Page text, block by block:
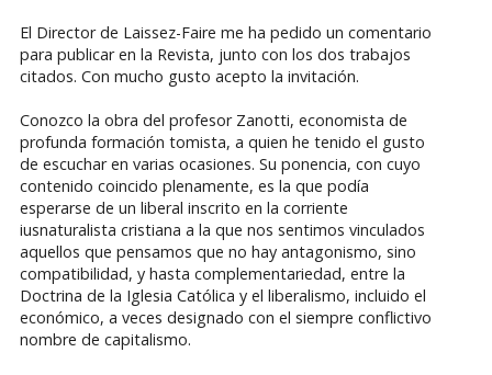
El Director de Laissez-Faire me ha pedido un comentario
para publicar en la Revista, junto con los dos trabajos
citados. Con mucho gusto acepto la invitación.
Conozco la obra del profesor Zanotti, economista de
profunda formación tomista, a quien he tenido el gusto
de escuchar en varias ocasiones. Su ponencia, con cuyo
contenido coincido plenamente, es la que podía
esperarse de un liberal inscrito en la corriente
iusnaturalista cristiana a la que nos sentimos vinculados
aquellos que pensamos que no hay antagonismo, sino
compatibilidad, y hasta complementariedad, entre la
Doctrina de la Iglesia Católica y el liberalismo, incluido el
económico, a veces designado con el siempre conflictivo
nombre de capitalismo.